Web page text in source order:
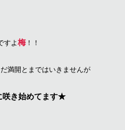
すよ梅！！
満開とまではいきませんが
咲き始めてます★